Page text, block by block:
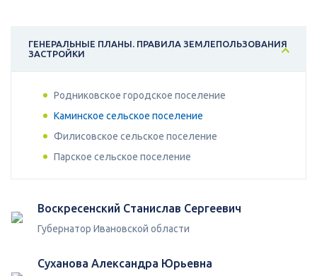
ГЕНЕРАЛЬНЫЕ ПЛАНЫ. ПРАВИЛА ЗЕМЛЕПОЛЬЗОВАНИЯ
ЗАСТРОЙКИ
Родниковское городское поселение
Каминское сельское поселение
Филисовское сельское поселение
Парское сельское поселение
Воскресенский Станислав Сергеевич
Губернатор Ивановской области
Суханова Александра Юрьевна